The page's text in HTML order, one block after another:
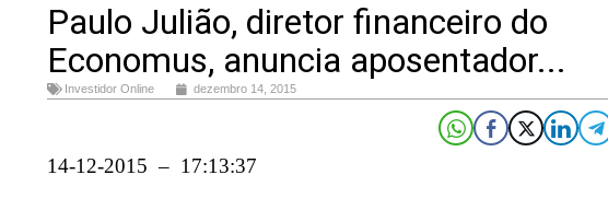
Paulo Julião, diretor financeiro do
Economus, anuncia aposentador...
Investidor Online dezembro 14, 2015
14-12-2015 – 17:13:37